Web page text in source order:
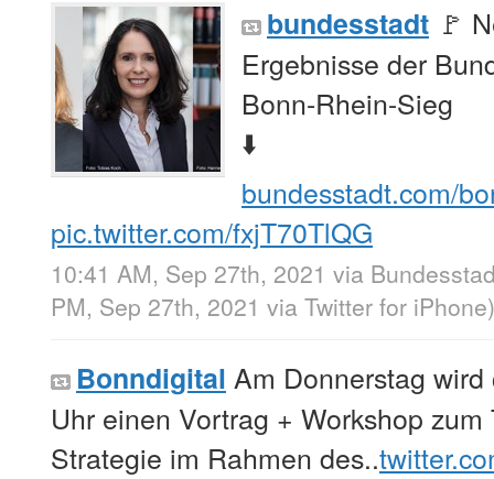
bundesstadt 🚩
Ergebnisse der
Bonn-Rhein-Sieg
⬇️
bundesstadt.com/
pic.twitter.com/fxjT70TlQG
10:41 AM, Sep 27th, 2021 via
PM, Sep 27th, 2021 via Twitter for iPhone)
Bonndigital Am Donnerstag wird
Uhr einen Vortrag + Workshop
Strategie im Rahmen des..